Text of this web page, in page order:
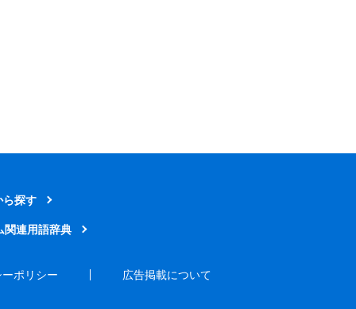
ら探す
関連用語辞典
ポリシー 広告掲載について